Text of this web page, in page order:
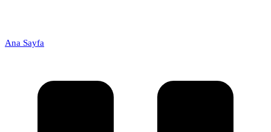
Ana Sayfa